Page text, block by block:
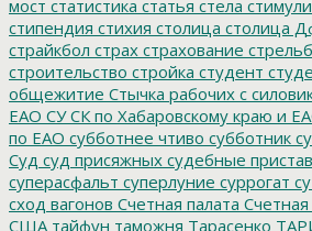
мост статистика статья стела
стипендия стихия столица столица
страйкбол страх страхование
строительство стройка студент
общежитие Стычка рабочих с
ЕАО СУ СК по Хабаровскому краю и
по ЕАО субботнее чтиво субботник
Суд суд присяжных судебные
суперасфальт суперлуние суррогат
сход вагонов Счетная палата
США тайфун таможня Тарасенко